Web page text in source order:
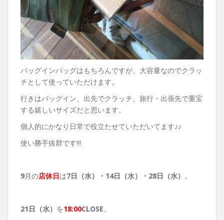
バッグインバッグはもちろんですが、大容量なのでクラッ
チとして使っていただけます。
行きはバッグイン、出先でクラッチ。旅行・出張先で重宝
する嬉しいサイズだと思います。
個人的にかなり日常で役立たせていただいてます♪♪
使い勝手抜群です!!!
9月の店休日は7日（水）・14日（水）・28日（水） 。
21 日（水） を18:00CLOSE。